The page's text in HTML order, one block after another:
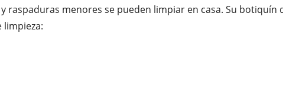
raspaduras menores se pueden limpiar en casa. Su botiquín